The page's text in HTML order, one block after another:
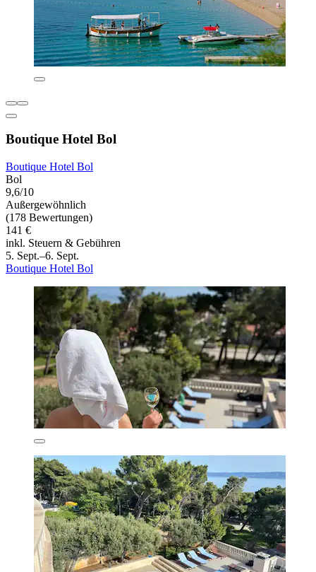
Boutique Hotel Bol
Boutique Hotel Bol
Bol
9,6/10
Außergewöhnlich
(178 Bewertungen)
141 €
inkl. Steuern & Gebühren
5. Sept.–6. Sept.
Boutique Hotel Bol